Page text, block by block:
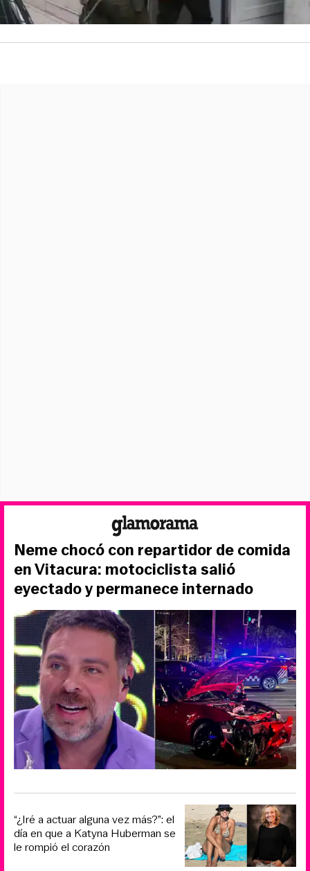
Neme chocó con repartidor de comida
en Vitacura: motociclista salió
eyectado y permanece internado
“¿Iré a actuar alguna vez más?”: el
día en que a Katyna Huberman se
le rompió el corazón